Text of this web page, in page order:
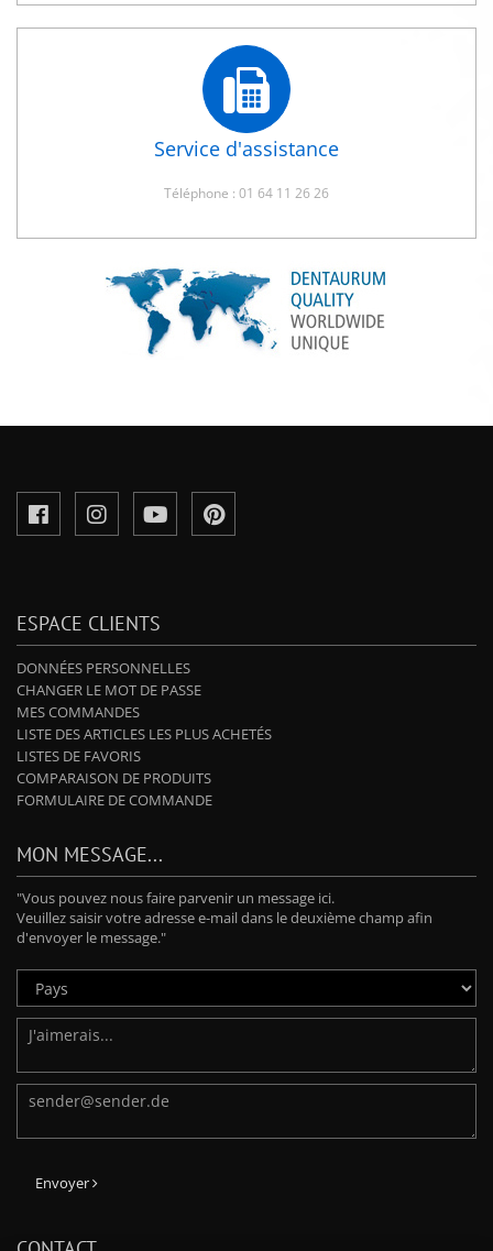
Service d'assistance
Téléphone : 01 64 11 26 26
ESPACE CLIENTS
DONNÉES PERSONNELLES
CHANGER LE MOT DE PASSE
MES COMMANDES
LISTE DES ARTICLES LES PLUS ACHETÉS
LISTES DE FAVORIS
COMPARAISON DE PRODUITS
FORMULAIRE DE COMMANDE
MON MESSAGE...
"Vous pouvez nous faire parvenir un message ici.
Veuillez saisir votre adresse e-mail dans le deuxième champ afin
d'envoyer le message."
Envoyer